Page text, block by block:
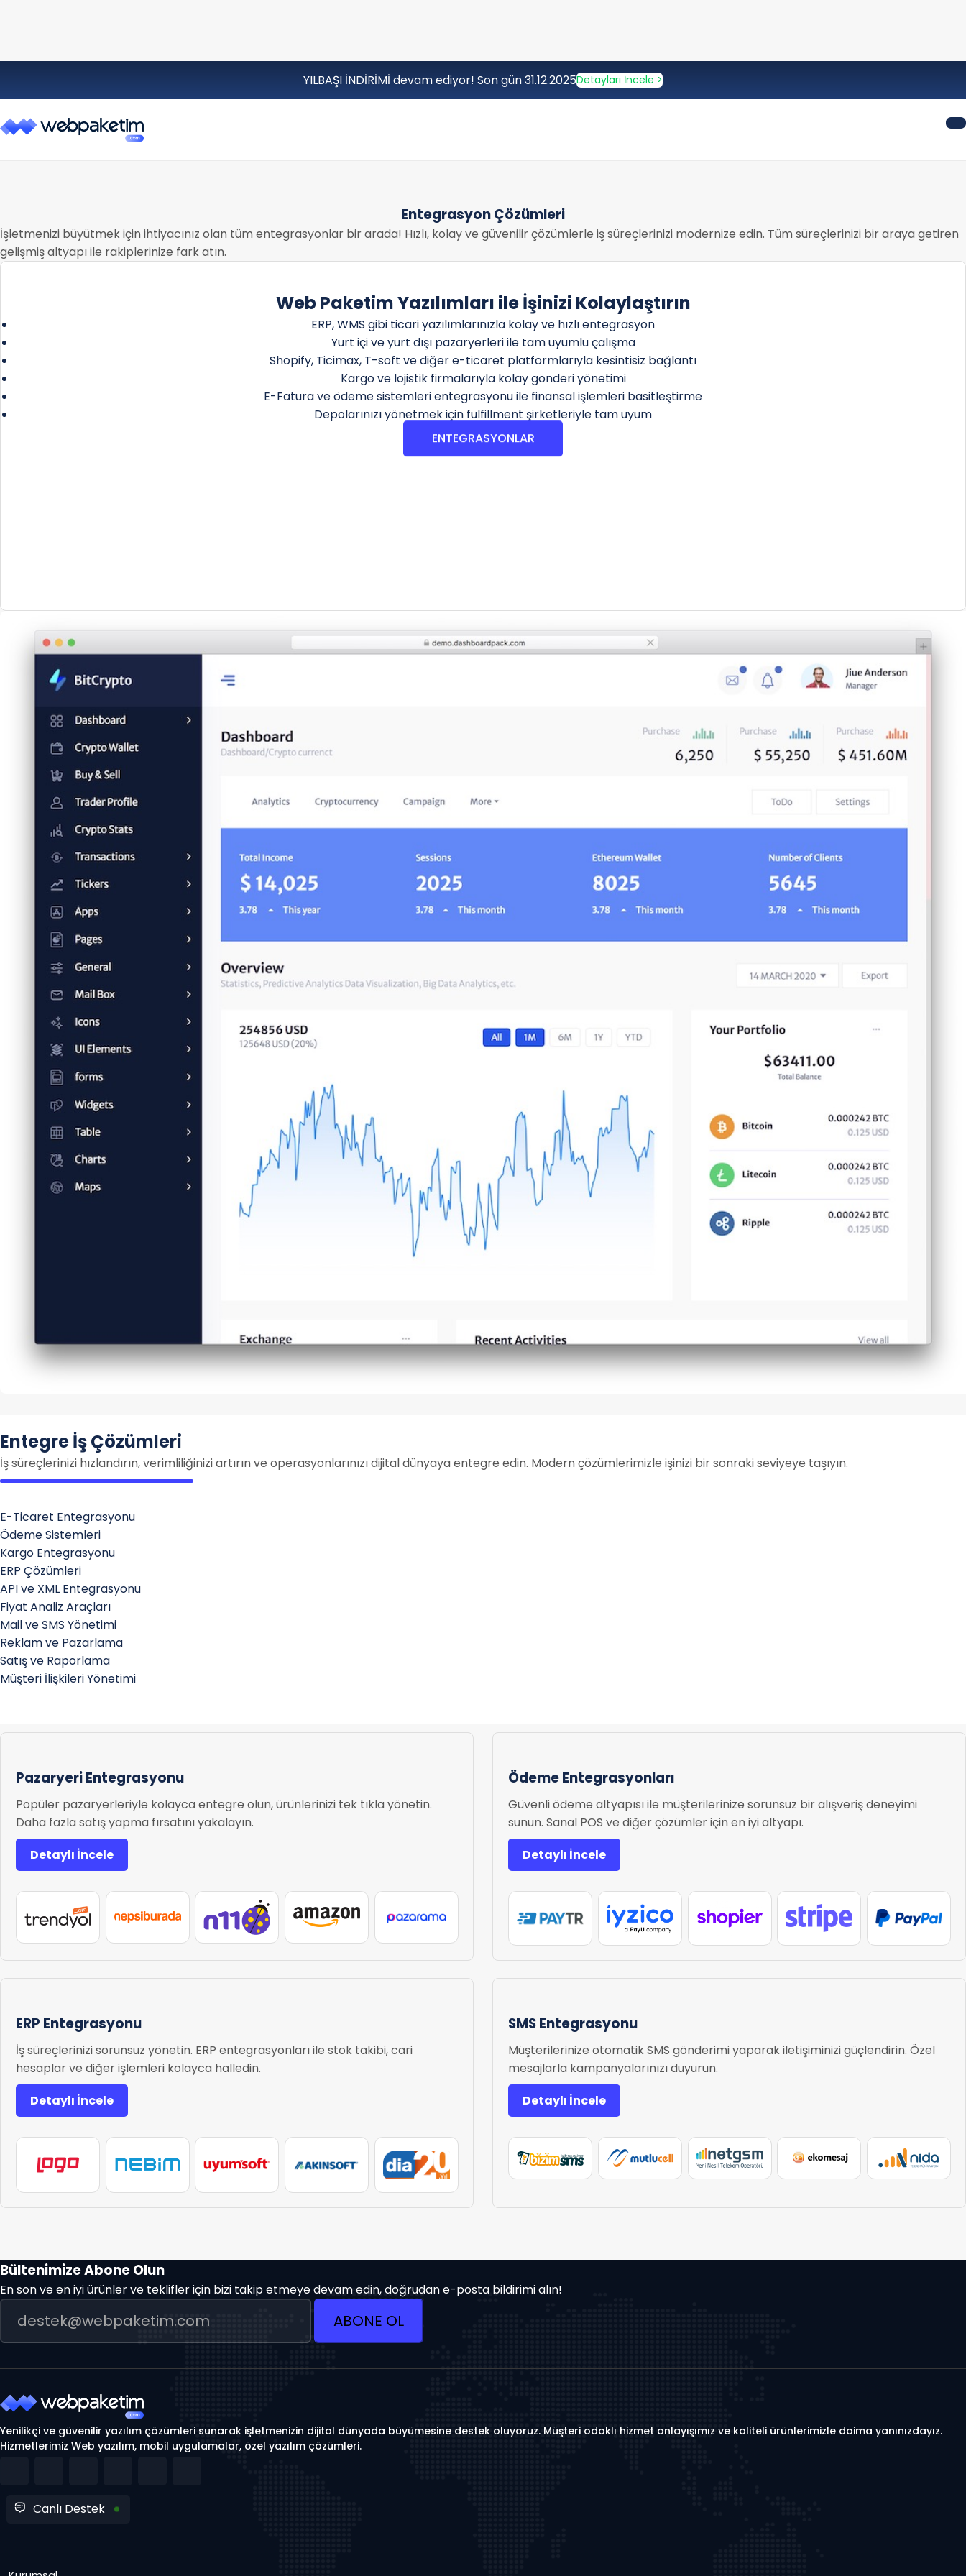
YILBAŞI İNDİRİMİ devam ediyor! Son gün 31.12.2025Detayları İncele >
Entegrasyon Çözümleri
İşletmenizi büyütmek için ihtiyacınız olan tüm entegrasyonlar bir arada! Hızlı, kolay ve güvenilir çözümlerle iş süreçlerinizi modernize edin. Tüm süreçlerinizi bir araya getiren
gelişmiş altyapı ile rakiplerinize fark atın.
Web Paketim Yazılımları ile İşinizi Kolaylaştırın
ERP, WMS gibi ticari yazılımlarınızla kolay ve hızlı entegrasyon
Yurt içi ve yurt dışı pazaryerleri ile tam uyumlu çalışma
Shopify, Ticimax, T-soft ve diğer e-ticaret platformlarıyla kesintisiz bağlantı
Kargo ve lojistik firmalarıyla kolay gönderi yönetimi
E-Fatura ve ödeme sistemleri entegrasyonu ile finansal işlemleri basitleştirme
Depolarınızı yönetmek için fulfillment şirketleriyle tam uyum
ENTEGRASYONLAR
Entegre İş Çözümleri
İş süreçlerinizi hızlandırın, verimliliğinizi artırın ve operasyonlarınızı dijital dünyaya entegre edin. Modern çözümlerimizle işinizi bir sonraki seviyeye taşıyın.
E-Ticaret Entegrasyonu
Ödeme Sistemleri
Kargo Entegrasyonu
ERP Çözümleri
API ve XML Entegrasyonu
Fiyat Analiz Araçları
Mail ve SMS Yönetimi
Reklam ve Pazarlama
Satış ve Raporlama
Müşteri İlişkileri Yönetimi
Pazaryeri Entegrasyonu
Popüler pazaryerleriyle kolayca entegre olun, ürünlerinizi tek tıkla yönetin.
Daha fazla satış yapma fırsatını yakalayın.
Detaylı İncele
Ödeme Entegrasyonları
Güvenli ödeme altyapısı ile müşterilerinize sorunsuz bir alışveriş deneyimi
sunun. Sanal POS ve diğer çözümler için en iyi altyapı.
Detaylı İncele
ERP Entegrasyonu
İş süreçlerinizi sorunsuz yönetin. ERP entegrasyonları ile stok takibi, cari
hesaplar ve diğer işlemleri kolayca halledin.
Detaylı İncele
SMS Entegrasyonu
Müşterilerinize otomatik SMS gönderimi yaparak iletişiminizi güçlendirin. Özel
mesajlarla kampanyalarınızı duyurun.
Detaylı İncele
Bültenimize Abone Olun
En son ve en iyi ürünler ve teklifler için bizi takip etmeye devam edin, doğrudan e-posta bildirimi alın!
ABONE OL
Yenilikçi ve güvenilir yazılım çözümleri sunarak işletmenizin dijital dünyada büyümesine destek oluyoruz. Müşteri odaklı hizmet anlayışımız ve kaliteli ürünlerimizle daima yanınızdayız.
Hizmetlerimiz Web yazılım, mobil uygulamalar, özel yazılım çözümleri.
Canlı Destek